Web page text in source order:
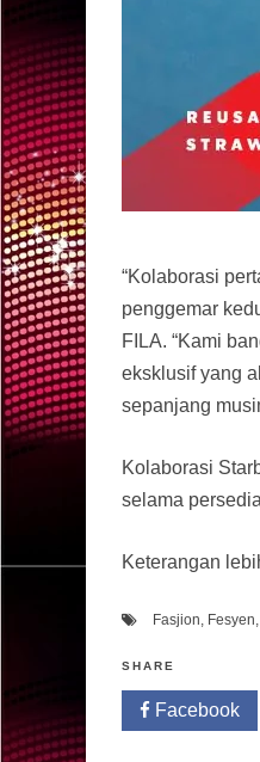
“Kolaborasi
penggemar
FILA. “Kami
eksklusif yang
sepanjang
Kolaborasi
selama
Keterangan
Fasjion Fesyen
SHARE
Facebook